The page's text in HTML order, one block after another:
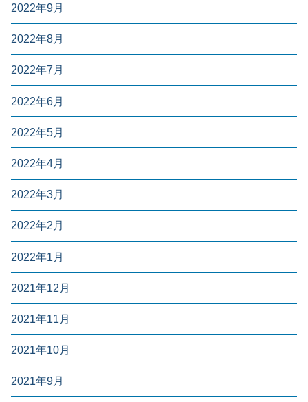
2022年9月
2022年8月
2022年7月
2022年6月
2022年5月
2022年4月
2022年3月
2022年2月
2022年1月
2021年12月
2021年11月
2021年10月
2021年9月